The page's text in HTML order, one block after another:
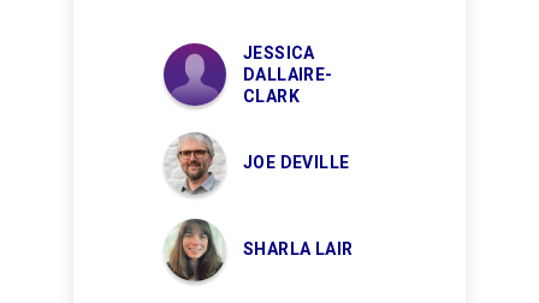
JESSICA
DALLAIRE-
CLARK
JOE DEVILLE
SHARLA LAIR